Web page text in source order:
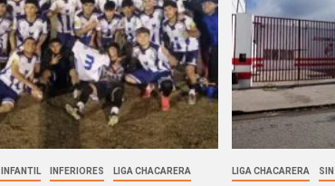
INFERIORES LIGA CHACARERA LIGA CHACARERA